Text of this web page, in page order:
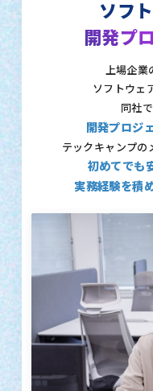
ソフ
開発プ
上場企
ソフトウェ
同社
開発プロジ
テックキャンプの
初めてでも
実務経験を積